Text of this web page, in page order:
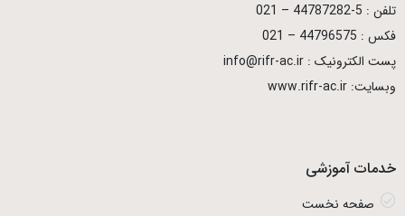
تلفن : 5-44787282 – 021
فکس : 44796575 – 021
پست الکترونیک : info@rifr-ac.ir
وبسایت: www.rifr-ac.ir
خدمات آموزشی
صفحه نخست